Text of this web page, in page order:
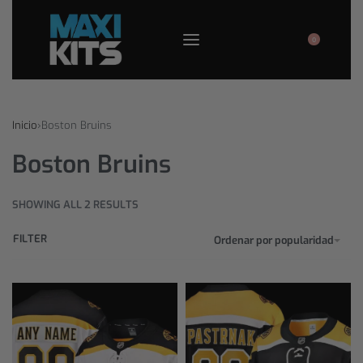
0
Inicio›Boston Bruins
Boston Bruins
SHOWING ALL 2 RESULTS
Ordenar por popularidad
FILTER